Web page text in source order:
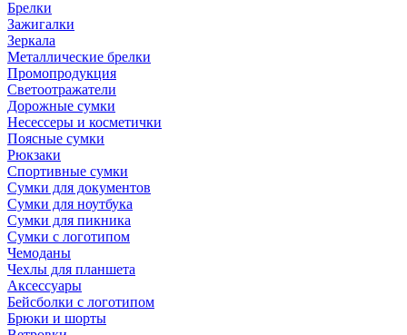
Брелки
Зажигалки
Зеркала
Металлические брелки
Промопродукция
Светоотражатели
Дорожные сумки
Несессеры и косметички
Поясные сумки
Рюкзаки
Спортивные сумки
Сумки для документов
Сумки для ноутбука
Сумки для пикника
Сумки с логотипом
Чемоданы
Чехлы для планшета
Аксессуары
Бейсболки с логотипом
Брюки и шорты